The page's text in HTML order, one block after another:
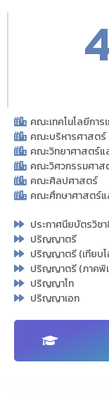
คณะเทคโนโลยีการ
คณะบริหารศาสตร์
คณะวิทยาศาสตร์แ
คณะวิศวกรรมศาส
คณะศิลปศาสตร์
คณะศึกษาศาสตร์แ
ประกาศนียบัตรวิช
ปริญญาตรี
ปริญญาตรี (เทียบ
ปริญญาตรี (ภาคพิ
ปริญญาโท
ปริญญาเอก